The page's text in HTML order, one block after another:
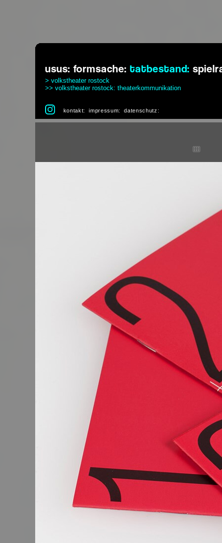
usus: formsache: tatbestand:
> volkstheater rostock
>> volkstheater rostock: theaterkommunikation
kontakt: impressum: datenschutz: